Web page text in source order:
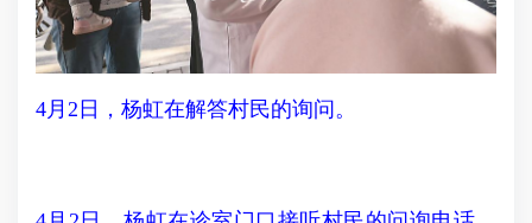
4月2日，杨虹在解答村民的询问。